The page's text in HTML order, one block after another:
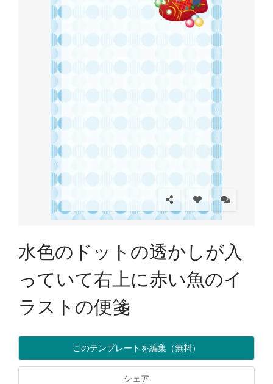
水色のドットの透かしが入
っていて右上に赤い魚のイ
ラストの便箋
このテンプレートを編集（無料）
シェア